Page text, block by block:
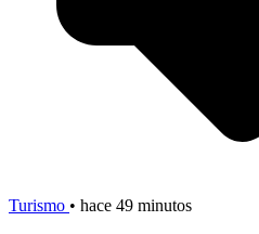
Turismo • hace 49 minutos